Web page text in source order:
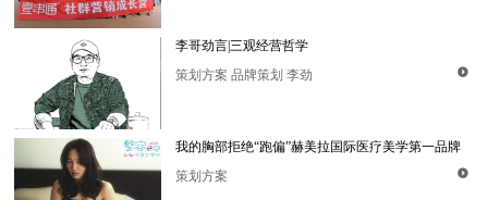
李哥劲言|三观经营哲学
策划方案 品牌策划 李劲
我的胸部拒绝“跑偏”赫美拉国际医疗美学第一品牌
策划方案